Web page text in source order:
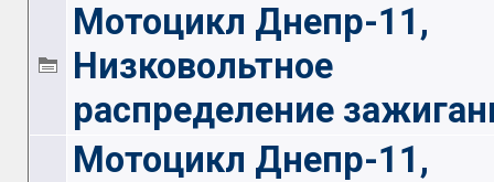
Мотоцикл Днепр-11,
Низковольтное
распределение
Мотоцикл Днепр-11,